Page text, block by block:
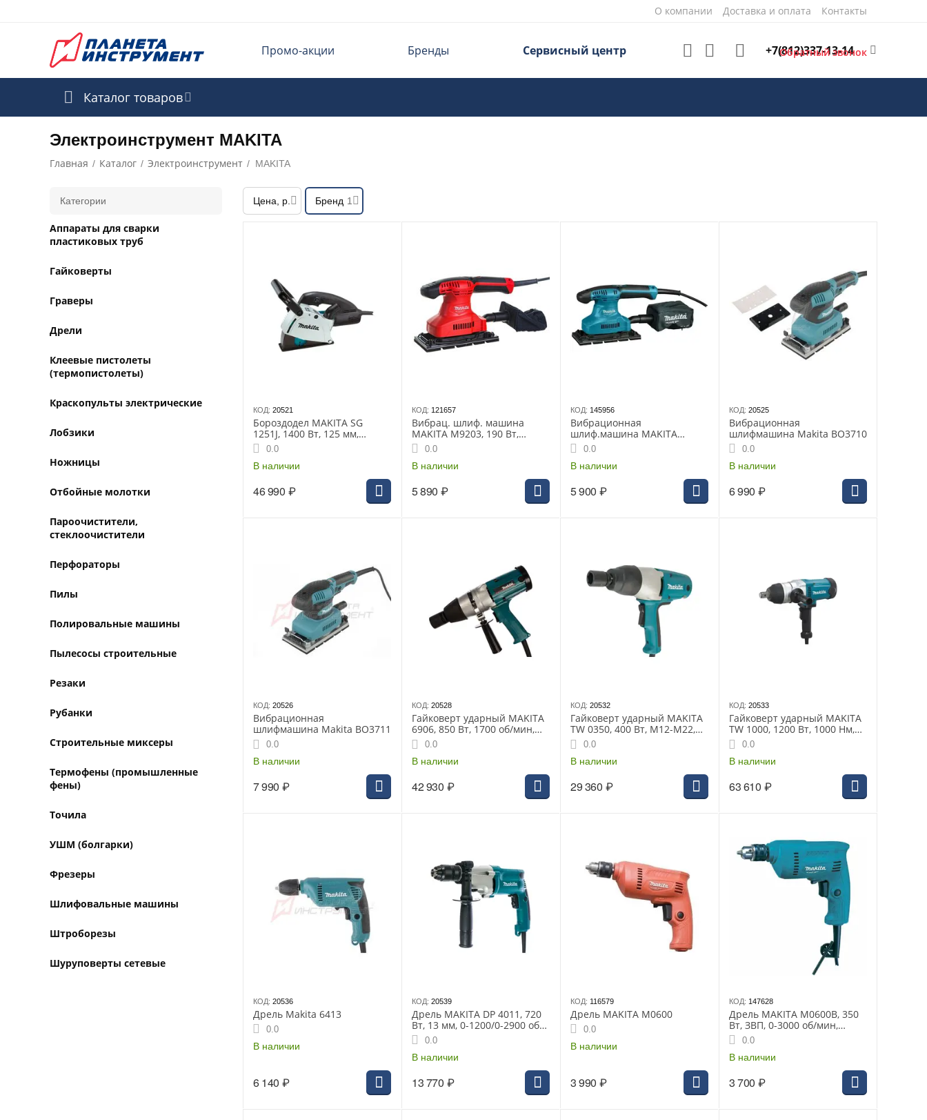
О компании Доставка и оплата Контакты
Промо-акции Бренды Сервисный центр +7(812)337-13-14
Обратный звонок
Каталог товаров
Электроинструмент MAKITA
Главная / Каталог / Электроинструмент / MAKITA
Цена, р. Бренд 1
КОД: 20521
Бороздодел MAKITA SG
1251J, 1400 Вт, 125 мм,
глубина 0-30 мм, ширина 6-
30 мм, 4.5 кг
0.0
В наличии
46 990 ₽
КОД: 121657
Вибрац. шлиф. машина
MAKITA M9203, 190 Вт,
93х228 мм, 24000 б/мин,
ампл. 12000 мин-1
0.0
В наличии
5 890 ₽
КОД: 145956
Вибрационная
шлиф.машина MAKITA
M9203B, 190 Вт, 93х228 мм,
24000 б/мин., ампл. 12000
мин-1
0.0
В наличии
5 900 ₽
КОД: 20525
Вибрационная
шлифмашина Makita BO3710
0.0
В наличии
6 990 ₽
КОД: 20526
Вибрационная
шлифмашина Makita BO3711
0.0
В наличии
7 990 ₽
КОД: 20528
Гайковерт ударный MAKITA
6906, 850 Вт, 1700 об/мин,
588 Нм, 3/4'', 5 кг, кейс пласт.
0.0
В наличии
42 930 ₽
КОД: 20532
Гайковерт ударный MAKITA
TW 0350, 400 Вт, M12-M22,
350 Нм, 2.9 кг
0.0
В наличии
29 360 ₽
КОД: 20533
Гайковерт ударный MAKITA
TW 1000, 1200 Вт, 1000 Нм,
8.4 кг, 1"
0.0
В наличии
63 610 ₽
КОД: 20536
Дрель Makita 6413
0.0
В наличии
6 140 ₽
КОД: 20539
Дрель MAKITA DP 4011, 720
Вт, 13 мм, 0-1200/0-2900 об/
мин, БЗП, 2.2 кг
0.0
В наличии
13 770 ₽
КОД: 116579
Дрель MAKITA M0600
0.0
В наличии
3 990 ₽
КОД: 147628
Дрель MAKITA M0600B, 350
Вт, ЗВП, 0-3000 об/мин,
1скорость, 10 мм
0.0
В наличии
3 700 ₽
Категории
Аппараты для сварки
пластиковых труб
Гайковерты
Граверы
Дрели
Клеевые пистолеты
(термопистолеты)
Краскопульты электрические
Лобзики
Ножницы
Отбойные молотки
Пароочистители,
стеклоочистители
Перфораторы
Пилы
Полировальные машины
Пылесосы строительные
Резаки
Рубанки
Строительные миксеры
Термофены (промышленные
фены)
Точила
УШМ (болгарки)
Фрезеры
Шлифовальные машины
Штроборезы
Шуруповерты сетевые